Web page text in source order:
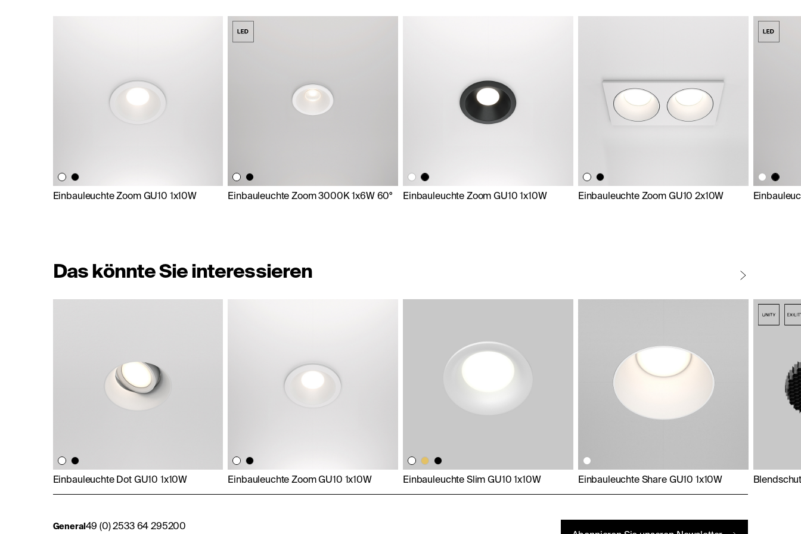
Einbauleuchte Zoom GU10 1x10W Einbauleuchte Zoom 3000K 1x6W 60° Einbauleuchte Zoom GU10 1x10W Einbauleuchte Zoom GU10 2x10W
Das könnte Sie interessieren
Einbauleuchte Dot GU10 1x10W Einbauleuchte Zoom GU10 1x10W Einbauleuchte Slim GU10 1x10W Einbauleuchte Share GU10 1x10W
General49 (0) 2533 64 295200